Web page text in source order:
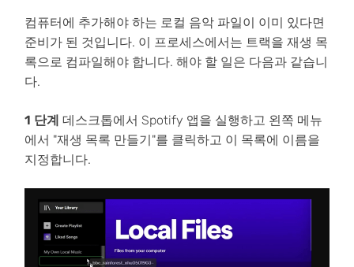
컴퓨터에 추가해야 하는 로컬 음악 파일이 이미 있다면
준비가 된 것입니다. 이 프로세스에서는 트랙을 재생 목
록으로 컴파일해야 합니다. 해야 할 일은 다음과 같습니
다.
1 단계 데스크톱에서 Spotify 앱을 실행하고 왼쪽 메뉴
에서 "재생 목록 만들기"를 클릭하고 이 목록에 이름을
지정합니다.